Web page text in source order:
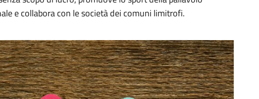
e collabora con le società dei comuni limitrofi.